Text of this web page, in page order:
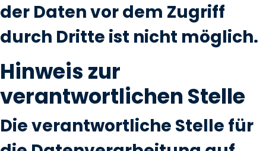
der Daten vor dem Zugriff
durch Dritte ist nicht möglich.
Hinweis zur
verantwortlichen Stelle
Die verantwortliche Stelle für